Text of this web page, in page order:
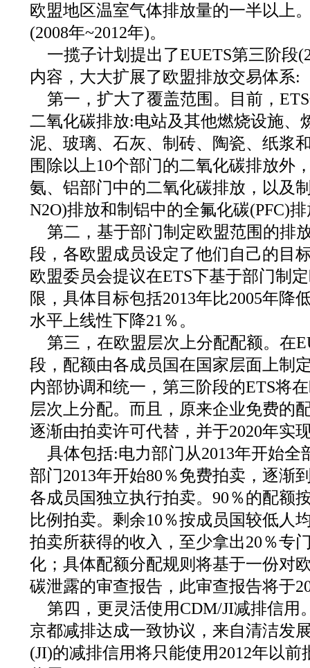
欧盟地区温室气体排放量的一半以上
(2008年~2012年)。
一揽子计划提出了EUETS第三阶段
内容，大大扩展了欧盟排放交易体系:
第一，扩大了覆盖范围。目前，
二氧化碳排放:电站及其他燃烧设施、
泥、玻璃、石灰、制砖、陶瓷、纸浆
围除以上10个部门的二氧化碳排放外
氨、铝部门中的二氧化碳排放，以及
N2O)排放和制铝中的全氟化碳(PFC)排
第二，基于部门制定欧盟范围的排
段，各欧盟成员设定了他们自己的目
欧盟委员会提议在ETS下基于部门制
限，具体目标包括2013年比2005年降
水平上线性下降21％。
第三，在欧盟层次上分配配额。在
段，配额由各成员国在国家层面上制
内部协调和统一，第三阶段的ETS将
层次上分配。而且，原来企业免费的
逐渐由拍卖许可代替，并于2020年实
具体包括:电力部门从2013年开始全
部门2013年开始80％免费拍卖，逐渐
各成员国独立执行拍卖。90％的配额
比例拍卖。剩余10％按成员国较低人
拍卖所获得的收入，至少拿出20％专
化；具体配额分配规则将基于一份对
碳泄露的审查报告，此审查报告将于
第四，更灵活使用CDM/JI减排信用
京都减排达成一致协议，来自清洁发
(JI)的减排信用将只能使用2012年以